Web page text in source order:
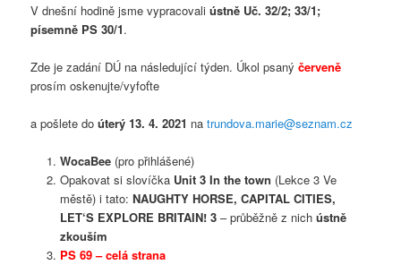
V dnešní hodině jsme vypracovaliústně Uč. 32/2; 33/1;
písemně PS 30/1.
Zde je zadání DÚ na následující týden. Úkol psanýčerveně
prosím oskenujte/vyfoťte
a pošlete doúterý 13. 4. 2021 natrundova.marie@seznam.cz
WocaBee(pro přihlášené)
Opakovat si slovíčka Unit 3 In the town (Lekce 3 Ve
městě) i tato: NAUGHTY HORSE, CAPITAL CITIES,
LET‘S EXPLORE BRITAIN! 3– průběžně z nich ústně
zkouším
PS 69 – celá strana